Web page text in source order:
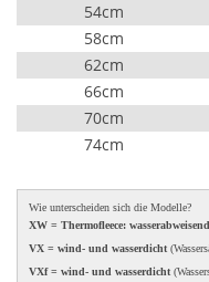
54cm
58cm
62cm
66cm
70cm
74cm
Wie unterscheiden sich die Modelle?
XW = Thermofleece:
VX = wind- und wasserdicht
VXf = wind- und wasserdicht